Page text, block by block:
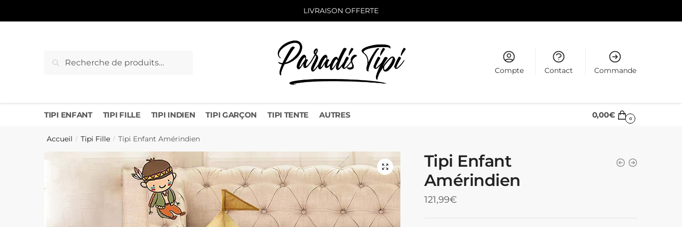
LIVRAISON OFFERTE
pour :
Recherche
Compte Contact Commande
TIPI ENFANT TIPI FILLE TIPI INDIEN TIPI GARÇON TIPI TENTE AUTRES 0,00€ 0
Accueil / Tipi Fille / Tipi Enfant Amérindien
Tipi Enfant
Amérindien
121,99€